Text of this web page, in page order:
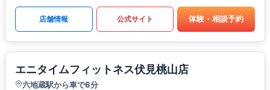
店舗情報 公式サイト 体験・相談予約
エニタイムフィットネス伏見桃山店
六地蔵駅から車で6分